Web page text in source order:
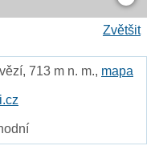
Zvětšit
713 m n. m., mapa